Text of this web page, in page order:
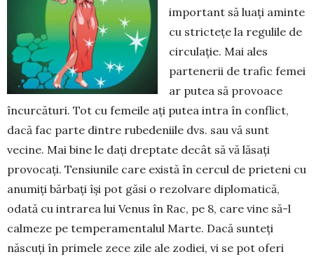
important să luați aminte
cu strictețe la regulile de
circulație. Mai ales
partenerii de trafic femei
ar putea să provoace
încurcături. Tot cu femeile ați putea intra în conflict,
da­că fac parte dintre rubedeniile dvs. sau vă sunt
vecine. Mai bine le dați dreptate decât să vă lăsați
provocați. Tensiunile care există în cercul de prieteni cu
anumiți bărbați își pot gă­si o rezolvare diplomatică,
odată cu intrarea lui Venus în Rac, pe 8, care vine să-l
calmeze pe tempera­men­talul Marte. Dacă sun­teți
născuți în primele zece zile ale zodiei, vi se pot oferi